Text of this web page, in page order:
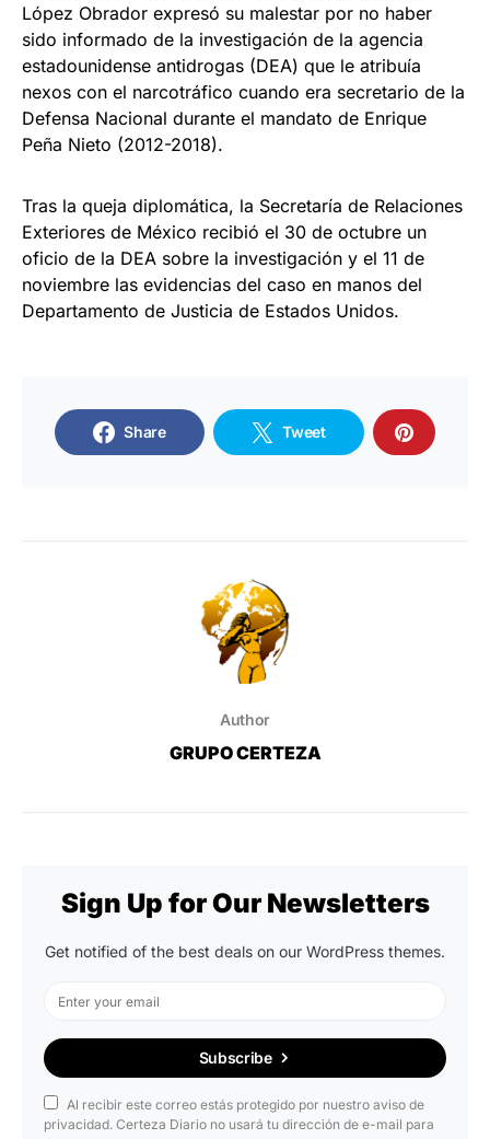
López Obrador expresó su malestar por no haber
sido informado de la investigación de la agencia
estadounidense antidrogas (DEA) que le atribuía
nexos con el narcotráfico cuando era secretario de la
Defensa Nacional durante el mandato de Enrique
Peña Nieto (2012-2018).
Tras la queja diplomática, la Secretaría de Relaciones
Exteriores de México recibió el 30 de octubre un
oficio de la DEA sobre la investigación y el 11 de
noviembre las evidencias del caso en manos del
Departamento de Justicia de Estados Unidos.
Share Tweet
Author
GRUPO CERTEZA
Sign Up for Our Newsletters
Get notified of the best deals on our WordPress themes.
Subscribe
Al recibir este correo estás protegido por nuestro aviso de
privacidad. Certeza Diario no usará tu dirección de e-mail para